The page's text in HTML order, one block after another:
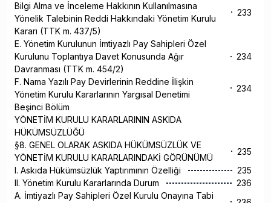
Bilgi Alma ve İnceleme Hakkının Kullanılmasına
Yönelik Talebinin Reddi Hakkındaki Yönetim Kurulu
Kararı (TTK m. 437/5)
233
E. Yönetim Kurulunun İmtiyazlı Pay Sahipleri Özel
Kurulunu Toplantıya Davet Konusunda Ağır
Davranması (TTK m. 454/2)
234
F. Nama Yazılı Pay Devirlerinin Reddine İlişkin
Yönetim Kurulu Kararlarının Yargısal Denetimi
234
Beşinci Bölüm
YÖNETİM KURULU KARARLARININ ASKIDA
HÜKÜMSÜZLÜĞÜ
§8. GENEL OLARAK ASKIDA HÜKÜMSÜZLÜK VE
YÖNETİM KURULU KARARLARINDAKİ GÖRÜNÜMÜ
235
I. Askıda Hükümsüzlük Yaptırımının Özelliği
235
II. Yönetim Kurulu Kararlarında Durum
236
A. İmtiyazlı Pay Sahipleri Özel Kurulu Onayına Tabi